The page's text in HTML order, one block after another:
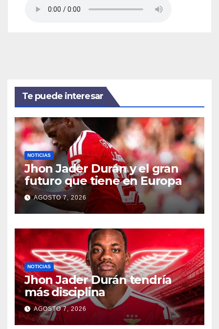
Te puede interesar
NOTICIAS
Jhon Jader Durán y el gran
futuro que tiene en Europa
AGOSTO 7, 2026
NOTICIAS
Jhon Jader Durán tendría
más disciplina
AGOSTO 7, 2026